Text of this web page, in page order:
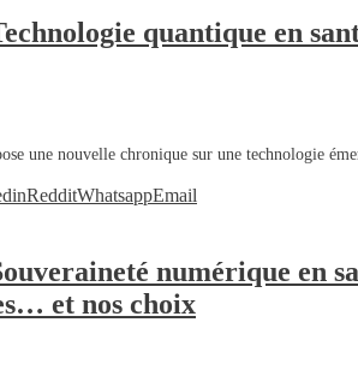
quantique en
une nouvelle chronique sur une technologie
RedditWhatsappEmail
numérique en
et nos choix